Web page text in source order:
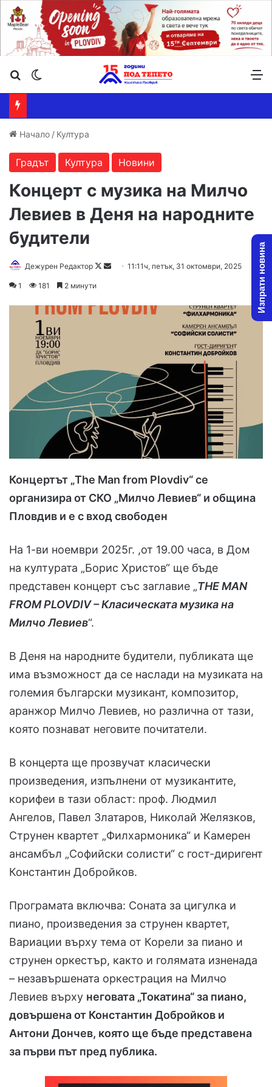
Търсене ...
Начало / Култура
Градът Култура Новини
Концерт с музика на Милчо
Левиев в Деня на народните
будители
Дежурен Редактор
Follow
Send11:11ч, петък, 31 октомври, 2025
1 181 2 минути
Концертът „The Man from Plovdiv“ се
организира от СКО „Милчо Левиев“ и община
Пловдив и е с вход свободен
На 1-ви ноември 2025г. ,от 19.00 часа, в Дом
на културата „Борис Христов“ ще бъде
представен концерт със заглавие „THE MAN
FROM PLOVDIV–Класическата музика на
Милчо Левиев“.
В Деня на народните будители, публиката ще
има възможност да се наслади на музиката на
големия български музикант, композитор,
аранжор Милчо Левиев, но различна от тази,
която познават неговите почитатели.
В концерта ще прозвучат класически
произведения, изпълнени от музикантите,
корифеи в тази област: проф. Людмил
Ангелов, Павел Златаров, Николай Желязков,
Струнен квартет „Филхармоника“ и Камерен
ансамбъл „Софийски солисти“ с гост-диригент
Константин Добройков.
Програмата включва: Соната за цигулка и
пиано, произведения за струнен квартет,
Вариации върху тема от Корели за пиано и
струнен оркестър, както и голямата изненада
– незавършената оркестрация на Милчо
Левиев върху неговата „Токатина“ за пиано,
довършена от Константин Добройков и
Антони Дончев, която ще бъде представена
за първи път пред публика.
Изпрати новина